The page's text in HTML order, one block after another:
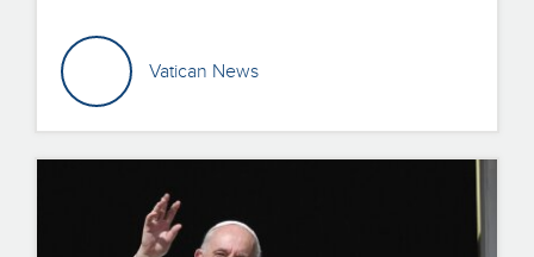
Vatican News